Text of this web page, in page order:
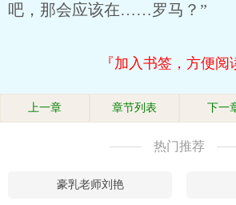
吧，那会应该在……罗马？”
『加入书签，方便阅
上一章 章节列表 下一
热门推荐
豪乳老师刘艳